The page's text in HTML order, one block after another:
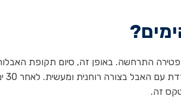
היום שבו הפטירה התרחשה. באופן זה, סיום תקופת
זה.